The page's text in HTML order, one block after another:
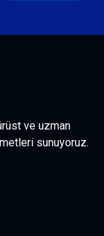
ve uzman
sunuyoruz.